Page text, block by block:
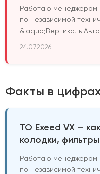
Работаю менеджером
по независимой
&laquo;Вертикаль
24.07.2026
Факты в
ТО Exeed VX —
колодки,
Работаю менеджером
по независимой